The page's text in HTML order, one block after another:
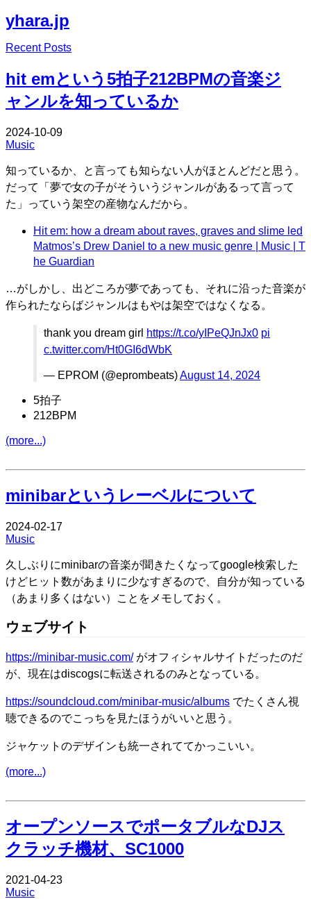
yhara.jp
Recent Posts
hit emという5拍子212BPMの音楽ジ
ャンルを知っているか
2024-10-09
Music
知っているか、と言っても知らない人がほとんどだと思う。
だって「夢で女の子がそういうジャンルがあるって言って
た」っていう架空の産物なんだから。
Hit em: how a dream about raves, graves and slime led
Matmos’s Drew Daniel to a new music genre | Music | T
he Guardian
…がしかし、出どころが夢であっても、それに沿った音楽が
作られたならばジャンルはもやは架空ではなくなる。
thank you dream girl https://t.co/yIPeQJnJx0 pi
c.twitter.com/Ht0GI6dWbK
— EPROM (@eprombeats)August 14, 2024
5拍子
212BPM
(more...)
minibarというレーベルについて
2024-02-17
Music
久しぶりにminibarの音楽が聞きたくなってgoogle検索した
けどヒット数があまりに少なすぎるので、自分が知っている
（あまり多くはない）ことをメモしておく。
ウェブサイト
https://minibar-music.com/がオフィシャルサイトだったのだ
が、現在はdiscogsに転送されるのみとなっている。
https://soundcloud.com/minibar-music/albums でたくさん視
聴できるのでこっちを見たほうがいいと思う。
ジャケットのデザインも統一されててかっこいい。
(more...)
オープンソースでポータブルなDJス
クラッチ機材、SC1000
2021-04-23
Music